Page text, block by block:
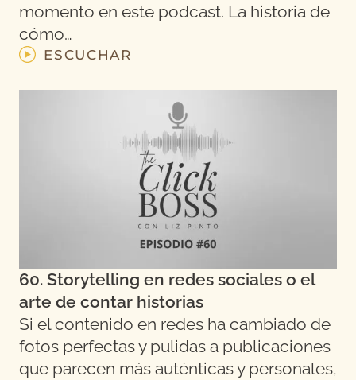
momento en este podcast. La historia de
cómo…
ESCUCHAR
60. Storytelling en redes sociales o el
arte de contar historias
Si el contenido en redes ha cambiado de
fotos perfectas y pulidas a publicaciones
que parecen más auténticas y personales,